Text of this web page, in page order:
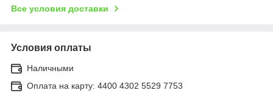
Все условия доставки
Условия оплаты
Наличными
Оплата на карту: 4400 4302 5529 7753